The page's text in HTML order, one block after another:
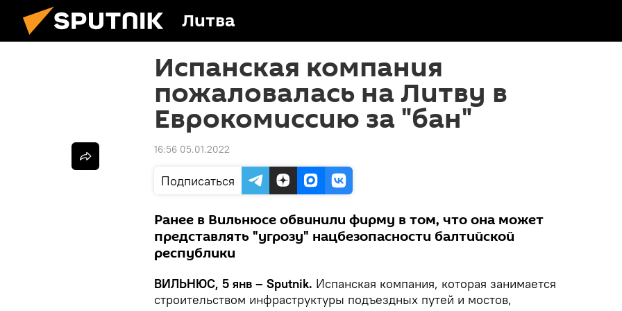
Литва
Испанская компания
пожаловалась на Литву в
Еврокомиссию за "бан"
16:56 05.01.2022
Подписаться
Ранее в Вильнюсе обвинили фирму в том, что она может
представлять "угрозу" нацбезопасности балтийской
республики
ВИЛЬНЮС, 5 янв – Sputnik. Испанская компания, которая занимается
строительством инфраструктуры подъездных путей и мостов,